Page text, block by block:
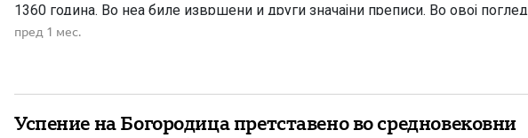
1360 година. Во неа биле извршени и други значајни преписи. Во овој поглед
не заостанува и црквата Света Богородица – Елеуса, во која настанале 4 […]
пред 1 мес.
Успение на Богородица претставено во средновековни